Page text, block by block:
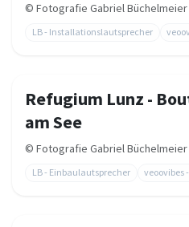
© Fotografie Gabriel Büchelmeier
LB - Installationslautsprecher
Refugium Lunz -
am See
© Fotografie Gabriel Büchelmeier
LB - Einbaulautsprecher veoovibes